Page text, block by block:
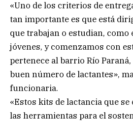
«Uno de los criterios de
tan importante es que está
que trabajan o estudian, como
jóvenes, y comenzamos con
pertenece al barrio Río
buen número de lactantes»,
funcionaria.
«Estos kits de lactancia que
las herramientas para el